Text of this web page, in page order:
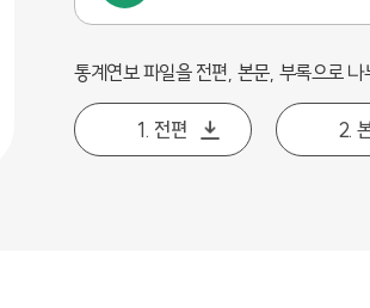
통계연보 파일을 전편, 본문, 부록으로 나
1. 전편 2.